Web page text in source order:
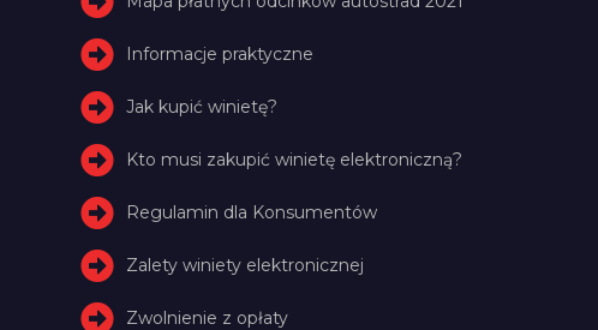
Informacje praktyczne
Jak kupić winietę?
Kto musi zakupić winietę elektroniczną?
Regulamin dla Konsumentów
Zalety winiety elektronicznej
Zwolnienie z opłaty